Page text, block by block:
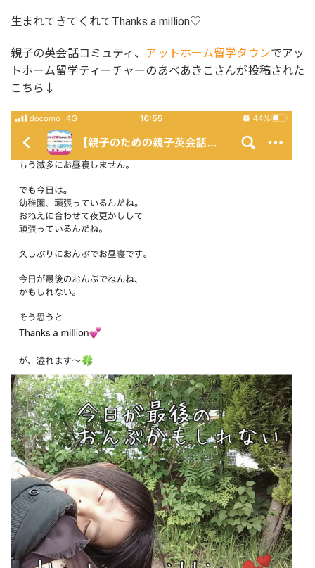
生まれてきてくれてThanks a million♡
親子の英会話コミュティ、 アットホーム留学タウンでアッ
トホーム留学ティーチャーのあべあきこさんが投稿された
こちら↓